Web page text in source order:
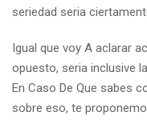
seriedad seria
Igual que voy A aclarar
opuesto, seria inclusive
En Caso De Que sabes
sobre eso, te